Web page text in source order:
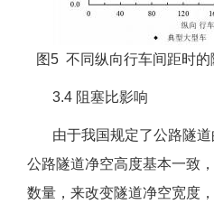
图5 不同纵向行车间距时
3.4 阻塞比影响
由于我国规定了公路隧道
公路隧道净空高度基本一致
数量，来改变隧道净空宽度